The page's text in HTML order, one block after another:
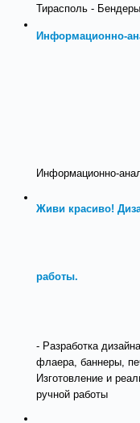
Тирасполь - Бендеры
Информационно-
Информационно-
Живи красиво!
работы.
- Разработка
флаера, баннеры,
Изготовление и
ручной работы